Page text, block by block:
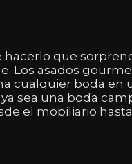
hacerlo que
Los asados
cualquier boda en
sea una boda
el mobiliario